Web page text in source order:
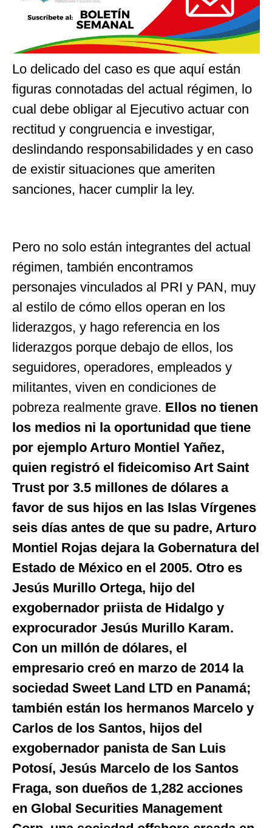
Lo delicado del caso es que aquí están
figuras connotadas del actual régimen, lo
cual debe obligar al Ejecutivo actuar con
rectitud y congruencia e investigar,
deslindando responsabilidades y en caso
de existir situaciones que ameriten
sanciones, hacer cumplir la ley.
Pero no solo están integrantes del actual
régimen, también encontramos
personajes vinculados al PRI y PAN, muy
al estilo de cómo ellos operan en los
liderazgos, y hago referencia en los
liderazgos porque debajo de ellos, los
seguidores, operadores, empleados y
militantes, viven en condiciones de
pobreza realmente grave. Ellos no tienen
los medios ni la oportunidad que tiene
por ejemplo Arturo Montiel Yañez,
quien registró el fideicomiso Art Saint
Trust por 3.5 millones de dólares a
favor de sus hijos en las Islas Vírgenes
seis días antes de que su padre, Arturo
Montiel Rojas dejara la Gobernatura del
Estado de México en el 2005. Otro es
Jesús Murillo Ortega, hijo del
exgobernador priista de Hidalgo y
exprocurador Jesús Murillo Karam.
Con un millón de dólares, el
empresario creó en marzo de 2014 la
sociedad Sweet Land LTD en Panamá;
también están los hermanos Marcelo y
Carlos de los Santos, hijos del
exgobernador panista de San Luis
Potosí, Jesús Marcelo de los Santos
Fraga, son dueños de 1,282 acciones
en Global Securities Management